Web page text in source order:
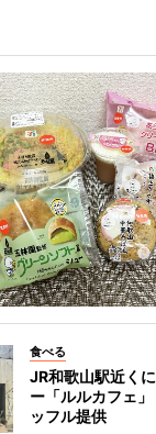
食べる
JR和歌山駅近く
ー「ルルカフェ
ッフル提供